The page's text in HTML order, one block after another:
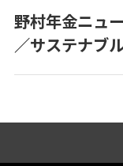
野村年金ニュ
／サステナブ